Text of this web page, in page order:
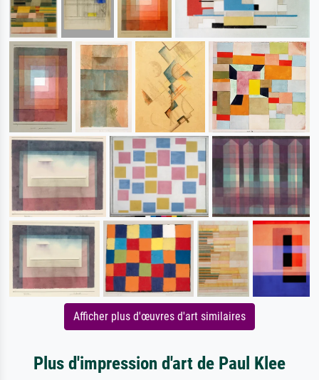
Afficher plus d'œuvres d'art similaires
Plus d'impression d'art de Paul Klee